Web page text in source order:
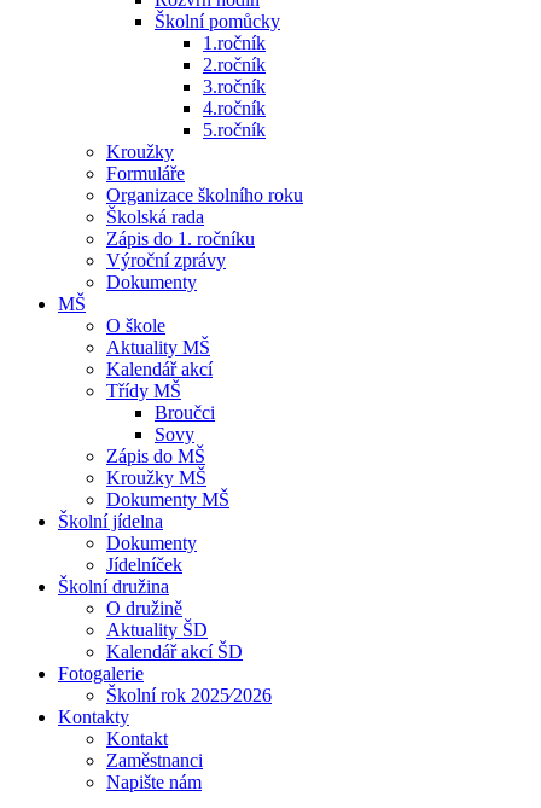
Školní pomůcky
1.ročník
2.ročník
3.ročník
4.ročník
5.ročník
Kroužky
Formuláře
Organizace školního roku
Školská rada
Zápis do 1. ročníku
Výroční zprávy
Dokumenty
MŠ
O škole
Aktuality MŠ
Kalendář akcí
Třídy MŠ
Broučci
Sovy
Zápis do MŠ
Kroužky MŠ
Dokumenty MŠ
Školní jídelna
Dokumenty
Jídelníček
Školní družina
O družině
Aktuality ŠD
Kalendář akcí ŠD
Fotogalerie
Školní rok 2025⁄2026
Kontakty
Kontakt
Zaměstnanci
Napište nám